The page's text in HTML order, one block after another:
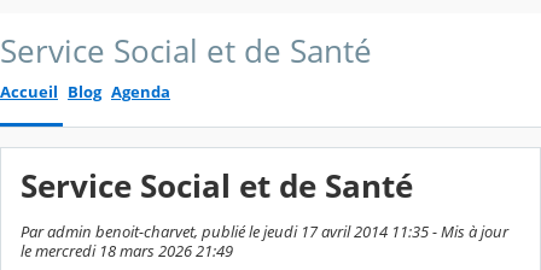
Service Social et de Santé
Accueil Blog Agenda
Service Social et de Santé
Par admin benoit-charvet, publié le jeudi 17 avril 2014 11:35 - Mis à jour
le mercredi 18 mars 2026 21:49